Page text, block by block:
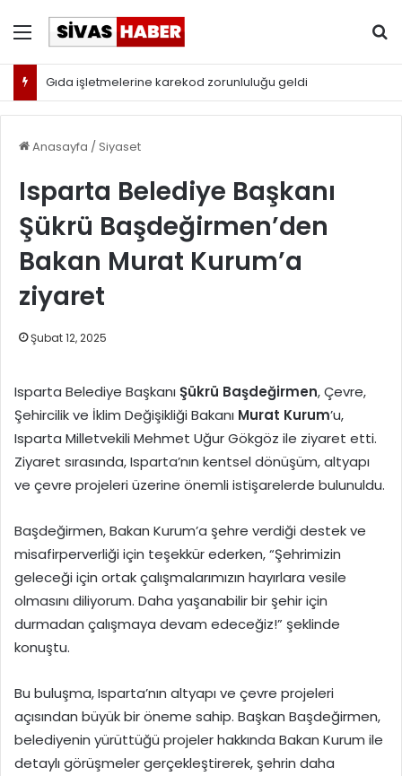
Menü
Gıda işletmelerine karekod zorunluluğu geldi
Anasayfa / Siyaset
Isparta Belediye Başkanı
Şükrü Başdeğirmen’den
Bakan Murat Kurum’a
ziyaret
Şubat 12, 2025
Isparta Belediye BaşkanıŞükrü Başdeğirmen, Çevre,
Şehircilik ve İklim Değişikliği Bakanı Murat Kurum’u,
Isparta Milletvekili Mehmet Uğur Gökgöz ile ziyaret etti.
Ziyaret sırasında, Isparta’nın kentsel dönüşüm, altyapı
ve çevre projeleri üzerine önemli istişarelerde bulunuldu.
Başdeğirmen, Bakan Kurum’a şehre verdiği destek ve
misafirperverliği için teşekkür ederken, “Şehrimizin
geleceği için ortak çalışmalarımızın hayırlara vesile
olmasını diliyorum. Daha yaşanabilir bir şehir için
durmadan çalışmaya devam edeceğiz!” şeklinde
konuştu.
Bu buluşma, Isparta’nın altyapı ve çevre projeleri
açısından büyük bir öneme sahip. Başkan Başdeğirmen,
belediyenin yürüttüğü projeler hakkında Bakan Kurum ile
detaylı görüşmeler gerçekleştirerek, şehrin daha